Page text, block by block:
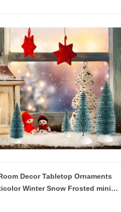
Decor Tabletop Ornaments
Winter Snow Frosted mini